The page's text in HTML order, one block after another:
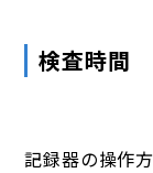
検査時間
記録器の操作